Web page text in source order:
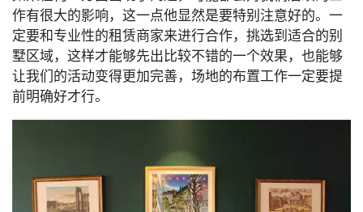
作有很大的影响，这一点他显然是要特别注意好的。一
定要和专业性的租赁商家来进行合作，挑选到适合的别
墅区域，这样才能够先出比较不错的一个效果，也能够
让我们的活动变得更加完善，场地的布置工作一定要提
前明确好才行。